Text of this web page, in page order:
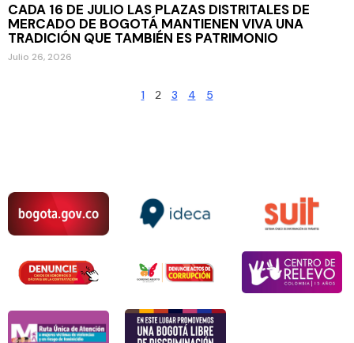
CADA 16 DE JULIO LAS PLAZAS DISTRITALES DE
MERCADO DE BOGOTÁ MANTIENEN VIVA UNA
TRADICIÓN QUE TAMBIÉN ES PATRIMONIO
Julio 26, 2026
1 2 3 4 5